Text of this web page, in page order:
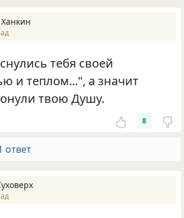
тебя своей
и теплом...", a значит
твою Душу.
8
ответ